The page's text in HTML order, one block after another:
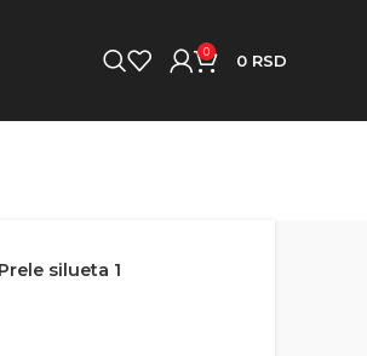
0 0 RSD
Prele silueta 1